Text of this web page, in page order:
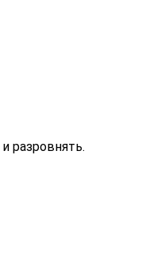
разровнять.